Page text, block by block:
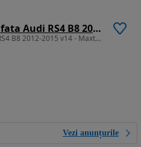
Prelungire splitter bara fata Audi RS4 B8 2012-2015 v14 - Maxton Design
Prelungire splitter bara fata Audi RS4 B8 2012-2015 v14 - Maxton Design
Vezi anunțurile